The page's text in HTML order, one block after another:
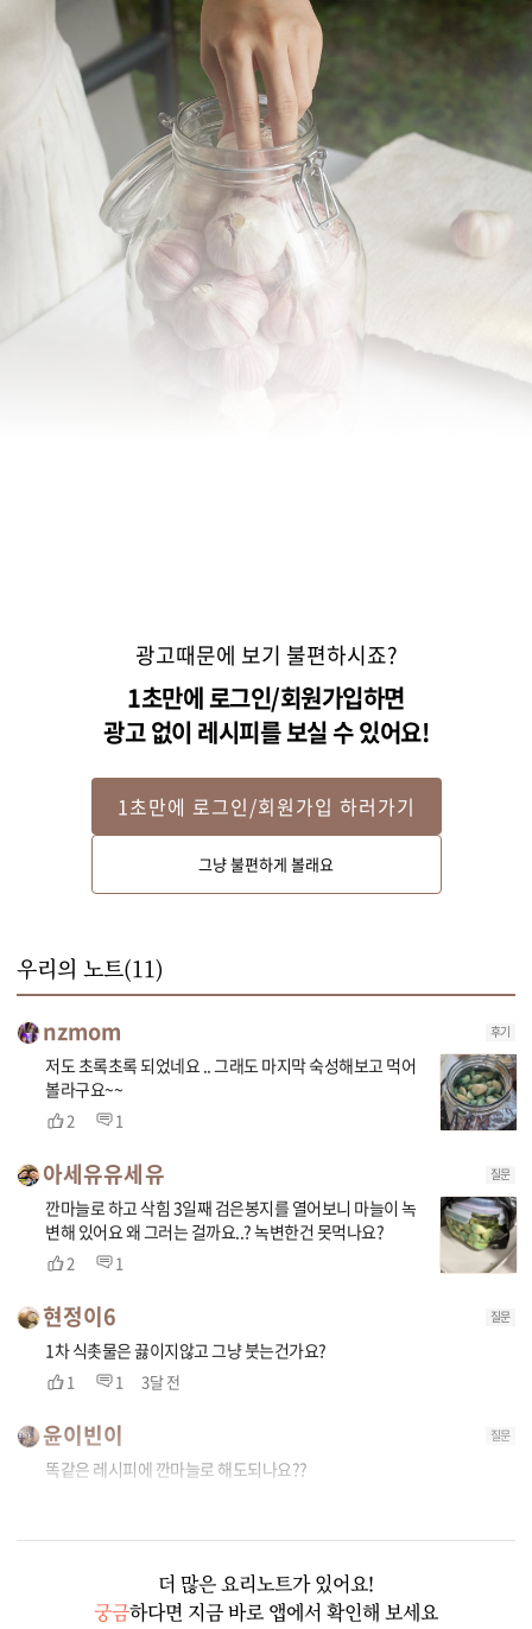
열탕소독한 유리 병에 마늘을 켜켜이 넣은 후 식초물을 부어주세요. 실온에서
7일~14일 정도 보관해 주세요.
(tip. 햇빛이 통하지 않는 곳에서 보관하거나 어두운 천으로 감싸야 푸른색이
(tip. 용기에 따라 식초물의 양을 조절해 주세요. 식초와 물은 1:1 비율로 넣어
(tip. 마늘의 아린맛을 제거하기 위한 과정이에요)
광고때문에 보기 불편하시죠?
1초만에 로그인/회원가입하면
광고 없이 레시피를 보실 수 있어요!
1초만에 로그인/회원가입 하러가기
그냥 불편하게 볼래요
우리의 노트(11)
nzmom 후기
저도 초록초록 되었네요 .. 그래도 마지막 숙성해보고 먹어
볼라구요~~
2 1
아세유유세유 질문
깐마늘로 하고 삭힘 3일째 검은봉지를 열어보니 마늘이 녹
변해 있어요 왜 그러는 걸까요..? 녹변한건 못먹나요?
2 1
현정이6 질문
1차 식촛물은 끓이지않고 그냥 붓는건가요?
1 1 3달 전
윤이빈이 질문
똑같은 레시피에 깐마늘로 해도되나요??
더 많은 요리노트가 있어요!
궁금하다면 지금 바로 앱에서 확인해 보세요